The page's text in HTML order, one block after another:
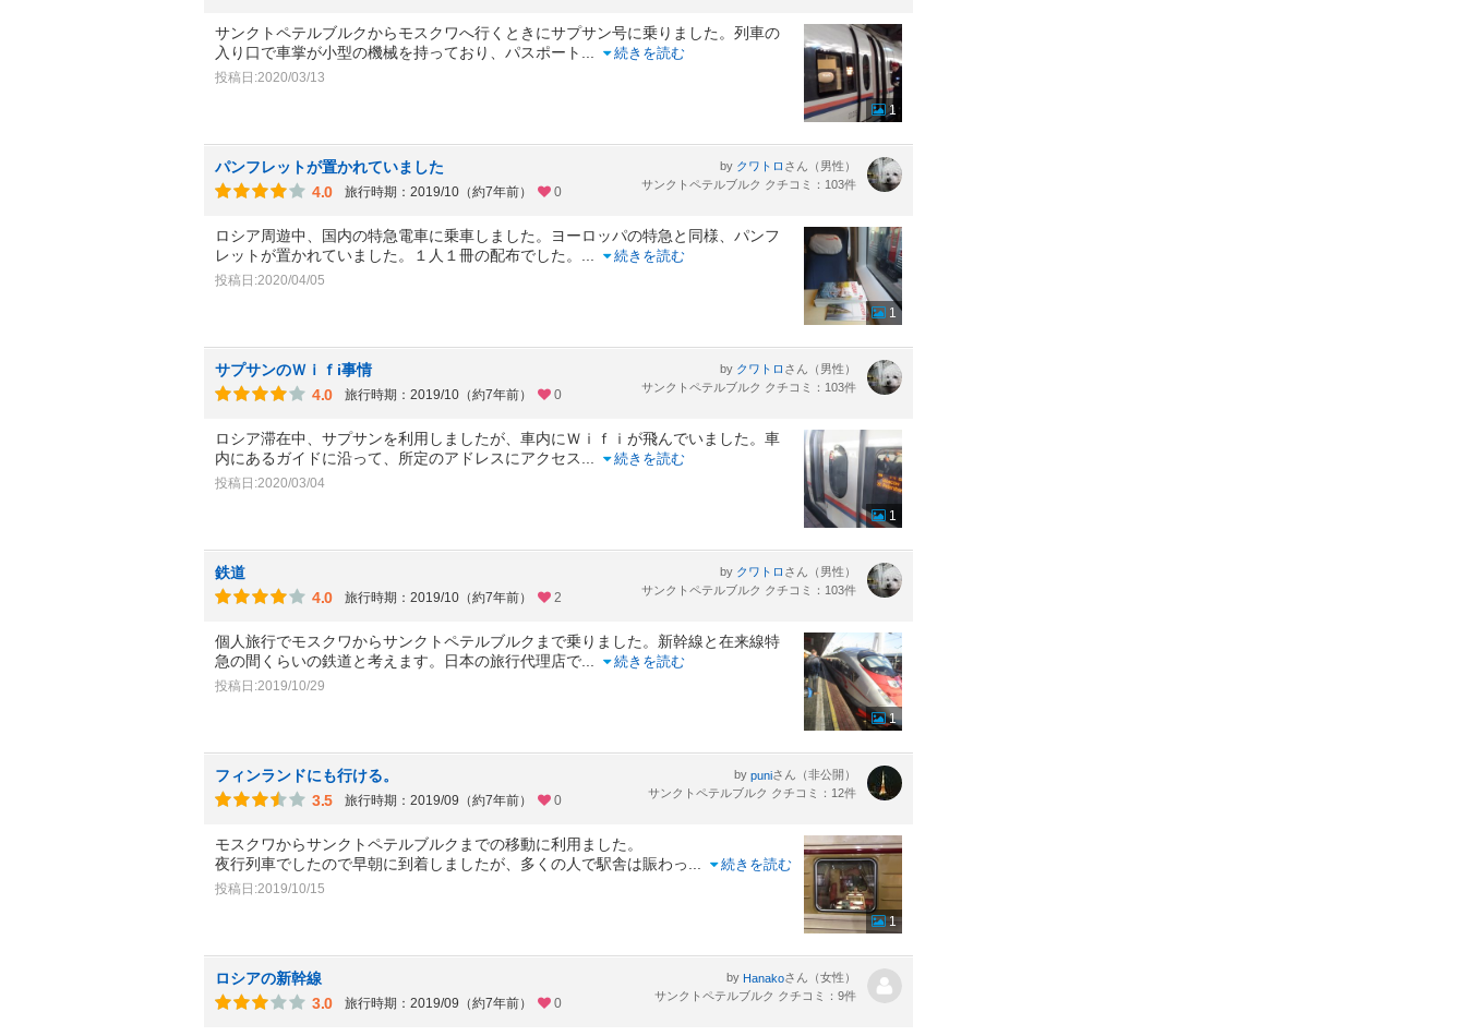
サンクトペテルブルクからモスクワへ行くときにサプサン号に乗りました。列車の
入り口で車掌が小型の機械を持っており、パスポート
続きを読む
投稿日:2020/03/13
1
パンフレットが置かれていました
4.0
旅行時期：2019/10（約7年前） 0
by クワトロ さん（男性）
サンクトペテルブルク クチコミ：103件
ロシア周遊中、国内の特急電車に乗車しました。ヨーロッパの特急と同様、パンフ
レットが置かれていました。１人１冊の配布でした。
続きを読む
投稿日:2020/04/05
1
サプサンのＷｉｆi事情
4.0
旅行時期：2019/10（約7年前） 0
by クワトロ さん（男性）
サンクトペテルブルク クチコミ：103件
ロシア滞在中、サプサンを利用しましたが、車内にＷｉｆｉが飛んでいました。車
内にあるガイドに沿って、所定のアドレスにアクセス
続きを読む
投稿日:2020/03/04
1
鉄道
4.0
旅行時期：2019/10（約7年前） 2
by クワトロ さん（男性）
サンクトペテルブルク クチコミ：103件
個人旅行でモスクワからサンクトペテルブルクまで乗りました。新幹線と在来線特
急の間くらいの鉄道と考えます。日本の旅行代理店で
続きを読む
投稿日:2019/10/29
1
フィンランドにも行ける。
3.5
旅行時期：2019/09（約7年前） 0
by puniさん（非公開）
サンクトペテルブルク クチコミ：12件
モスクワからサンクトペテルブルクまでの移動に利用ました。
夜行列車でしたので早朝に到着しましたが、多くの人で駅舎は賑わっ
続きを読む
投稿日:2019/10/15
1
ロシアの新幹線
3.0
旅行時期：2019/09（約7年前） 0
by Hanakoさん（女性）
サンクトペテルブルク クチコミ：9件